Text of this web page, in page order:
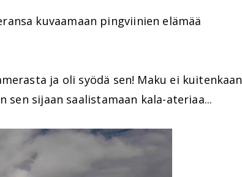
kuvaamaan pingviinien elämää
ja oli syödä sen! Maku ei kuitenkaan
sijaan saalistamaan kala-ateriaa...